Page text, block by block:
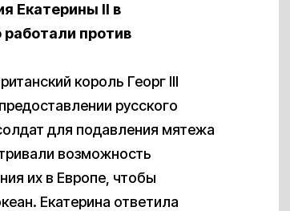
Екатерины II в
против
король Георг III
русского
для подавления мятежа
возможность
их в Европе, чтобы
Екатерина ответила